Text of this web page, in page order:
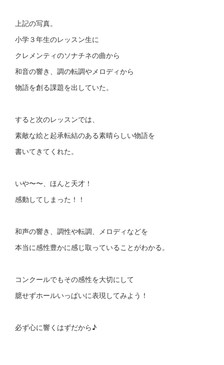
上記の写真。
小学３年生のレッスン生に
クレメンティのソナチネの曲から
和音の響き、調の転調やメロディから
物語を創る課題を出していた。
すると次のレッスンでは、
素敵な絵と起承転結のある素晴らしい物語を
書いてきてくれた。
いや〜〜、ほんと天才！
感動してしまった！！
和声の響き、調性や転調、メロディなどを
本当に感性豊かに感じ取っていることがわかる。
コンクールでもその感性を大切にして
臆せずホールいっぱいに表現してみよう！
必ず心に響くはずだから♪